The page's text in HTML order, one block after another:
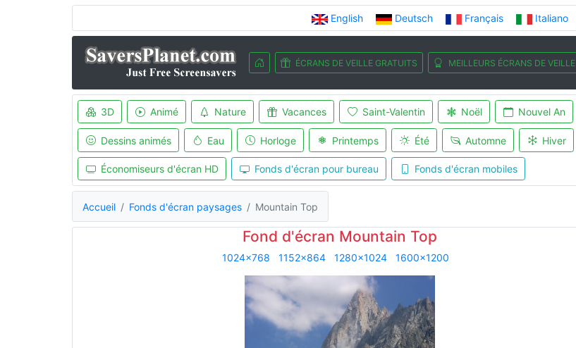
English Deutsch Français Italiano
ÉCRANS DE VEILLE GRATUITS MEILLEURS ÉCRANS DE VEILLE
3D Animé Nature Vacances Saint-Valentin Noël Nouvel An
Dessins animés Eau Horloge Printemps Été Automne Hiver
Économiseurs d'écran HD Fonds d'écran pour bureau Fonds d'écran mobiles
Accueil Fonds d'écran paysages Mountain Top
Fond d'écran Mountain Top
1024x768 1152x864 1280x1024 1600x1200